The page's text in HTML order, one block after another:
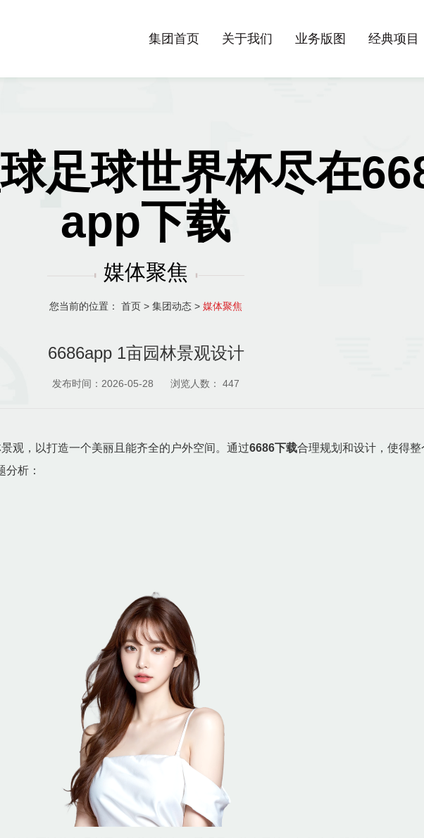
集团首页 关于我们 业务版图 经典项目
足球世界杯尽在
app下载
媒体聚焦
您当前的位置： 首页 > 集团动态 > 媒体聚焦
6686app 1亩园林景观设计
发布时间：2026-05-28 浏览人数： 447
观，以打造一个美丽且能齐全的户外空间。通过6686下载合理规划和设计，使得
析：